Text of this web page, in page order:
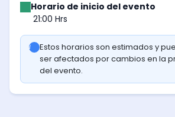
Horario de inicio del evento
21:00 Hrs
Estos horarios son estimados y
ser afectados por cambios en la
del evento.